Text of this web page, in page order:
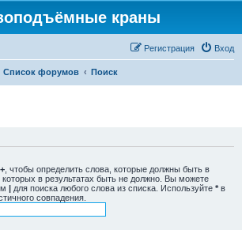
краны
Вход
Регистрация
Список форумов Поиск
+ , чтобы определить слова, которые должны быть в
которых в результатах быть не должно. Вы можете
| для поиска любого слова из списка. Используйте * в
совпадения.